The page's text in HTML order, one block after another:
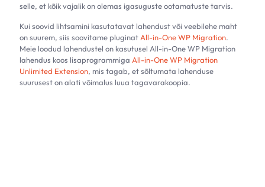
selle, et kõik vajalik on olemas igasuguste ootamatuste tarvis.
Kui soovid lihtsamini kasutatavat lahendust või veebilehe maht
on suurem, siis soovitame pluginat All-in-One WP Migration.
Meie loodud lahendustel on kasutusel All-in-One WP Migration
lahendus koos lisaprogrammiga All-in-One WP Migration
Unlimited Extension, mis tagab, et sõltumata lahenduse
suurusest on alati võimalus luua tagavarakoopia.